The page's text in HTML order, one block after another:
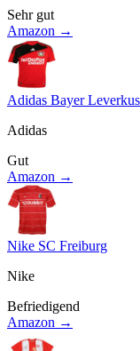
Sehr gut
Amazon →
Adidas Bayer
Adidas
Gut
Amazon →
Nike SC Freiburg
Nike
Befriedigend
Amazon →